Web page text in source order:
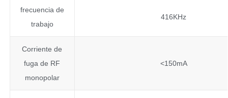
frecuencia de
trabajo
416KHz
Corriente de
fuga de RF
monopolar
<150mA